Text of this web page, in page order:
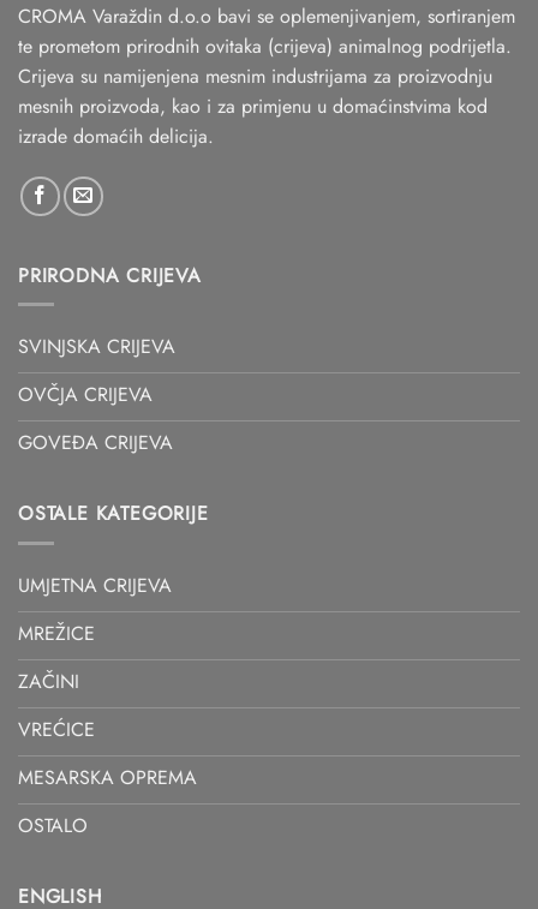
CROMA Varaždin d.o.o bavi se oplemenjivanjem, sortiranjem
te prometom prirodnih ovitaka (crijeva) animalnog podrijetla.
Crijeva su namijenjena mesnim industrijama za proizvodnju
mesnih proizvoda, kao i za primjenu u domaćinstvima kod
izrade domaćih delicija.
PRIRODNA CRIJEVA
SVINJSKA CRIJEVA
OVČJA CRIJEVA
GOVEĐA CRIJEVA
OSTALE KATEGORIJE
UMJETNA CRIJEVA
MREŽICE
ZAČINI
VREĆICE
MESARSKA OPREMA
OSTALO
ENGLISH